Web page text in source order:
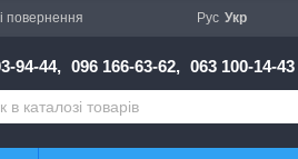
повернення Рус Укр
94-44, 096 166-63-62, 063 100-14-43